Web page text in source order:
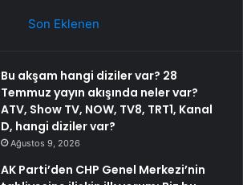
Son Eklenen
Bu akşam hangi diziler var? 28
Temmuz yayın akışında neler var?
ATV, Show TV, NOW, TV8, TRT1, Kanal
D, hangi diziler var?
Ağustos 9, 2026
AK Parti’den CHP Genel Merkezi’nin